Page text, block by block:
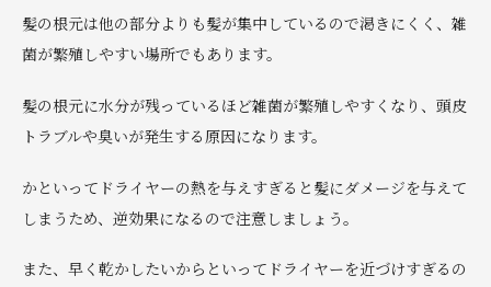
髪の根元は他の部分よりも髪が集中しているので渇きにくく、雑
菌が繁殖しやすい場所でもあります。
髪の根元に水分が残っているほど雑菌が繁殖しやすくなり、頭皮
トラブルや臭いが発生する原因になります。
かといってドライヤーの熱を与えすぎると髪にダメージを与えて
しまうため、逆効果になるので注意しましょう。
また、早く乾かしたいからといってドライヤーを近づけすぎるの